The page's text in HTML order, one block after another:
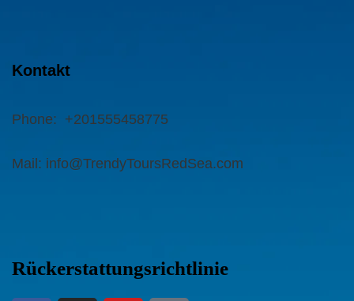
Kontakt
Phone: +201555458775
Mail: info@TrendyToursRedSea.com
Rückerstattungsrichtlinie